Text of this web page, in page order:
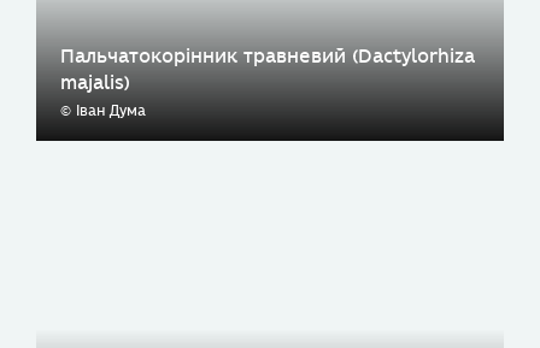
Пальчатокорінник травневий (Dactylorhiza
majalis)
© Іван Дума